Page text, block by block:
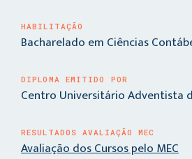
HABILITAÇÃO
Bacharelado em Ciências
DIPLOMA EMITIDO POR
Centro Universitário Adventista
RESULTADOS AVALIAÇÃO MEC
Avaliação dos Cursos pelo MEC